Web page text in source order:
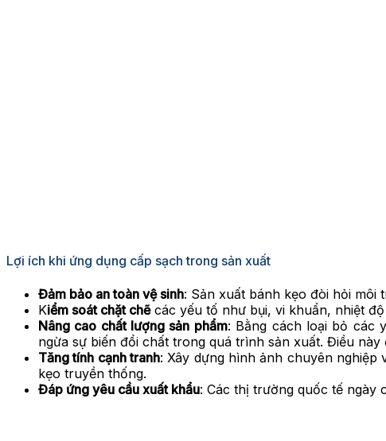
Lợi ích khi ứng dụng cấp sạch trong sản xuất
Đảm bảo an toàn vệ sinh: Sản xuất bánh kẹo đòi hỏi môi
Kiểm soát chặt chẽcác yếu tố như bụi, vi khuẩn, nhiệt
Nâng cao chất lượng sản phẩm: Bằng cách loại bỏ các
ngừa sự biến đổi chất trong quá trình sản xuất. Điều
Tăng tính cạnh tranh: Xây dựng hình ảnh chuyên
kẹo truyền thống.
Đáp ứng yêu cầu xuất khẩu: Các thị trường quốc tế ngày